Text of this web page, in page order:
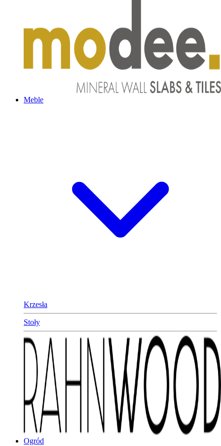
Meble
Krzesła
Stoły
Ogród